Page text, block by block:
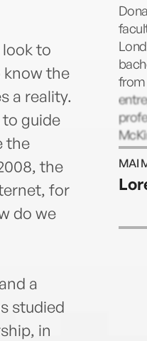
to
know the
a reality.
guide
the
the
for
do we
a
studied
in
from
for
MAI